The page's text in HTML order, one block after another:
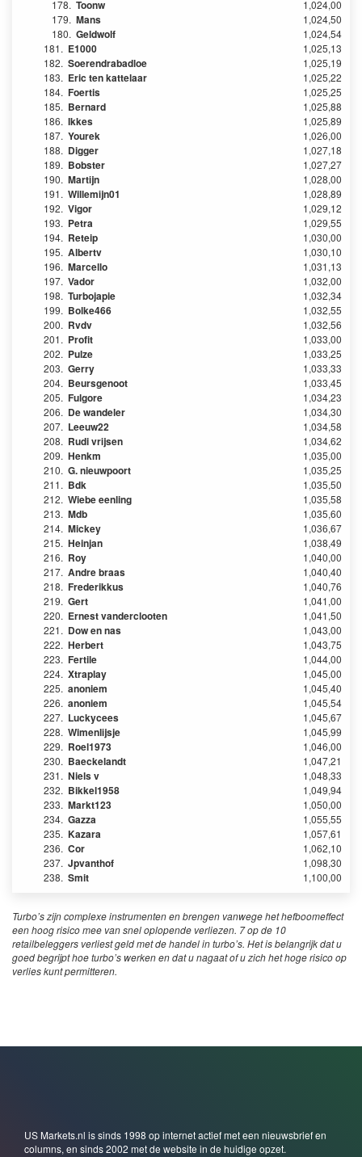
178. Toonw
1,024,00
179. Mans
1,024,50
180. Geldwolf
1,024,54
181. E1000
1,025,13
182. Soerendrabadloe
1,025,19
183. Eric ten kattelaar
1,025,22
184. Foertis
1,025,25
185. Bernard
1,025,88
186. Ikkes
1,025,89
187. Yourek
1,026,00
188. Digger
1,027,18
189. Bobster
1,027,27
190. Martijn
1,028,00
191. Willemijn01
1,028,89
192. Vigor
1,029,12
193. Petra
1,029,55
194. Reteip
1,030,00
195. Albertv
1,030,10
196. Marcello
1,031,13
197. Vador
1,032,00
198. Turbojapie
1,032,34
199. Bolke466
1,032,55
200. Rvdv
1,032,56
201. Profit
1,033,00
202. Pulze
1,033,25
203. Gerry
1,033,33
204. Beursgenoot
1,033,45
205. Fulgore
1,034,23
206. De wandeler
1,034,30
207. Leeuw22
1,034,58
208. Rudi vrijsen
1,034,62
209. Henkm
1,035,00
210. G. nieuwpoort
1,035,25
211. Bdk
1,035,50
212. Wiebe eenling
1,035,58
213. Mdb
1,035,60
214. Mickey
1,036,67
215. Heinjan
1,038,49
216. Roy
1,040,00
217. Andre braas
1,040,40
218. Frederikkus
1,040,76
219. Gert
1,041,00
220. Ernest vanderclooten
1,041,50
221. Dow en nas
1,043,00
222. Herbert
1,043,75
223. Fertile
1,044,00
224. Xtraplay
1,045,00
225. anoniem
1,045,40
226. anoniem
1,045,54
227. Luckycees
1,045,67
228. Wimenlijsje
1,045,99
229. Roel1973
1,046,00
230. Baeckelandt
1,047,21
231. Niels v
1,048,33
232. Bikkel1958
1,049,94
233. Markt123
1,050,00
234. Gazza
1,055,55
235. Kazara
1,057,61
236. Cor
1,062,10
237. Jpvanthof
1,098,30
238. Smit 1,100,00
Turbo’s zijn complexe instrumenten en brengen vanwege het hefboomeffect
een hoog risico mee van snel oplopende verliezen. 7 op de 10
retailbeleggers verliest geld met de handel in turbo’s. Het is belangrijk dat u
goed begrijpt hoe turbo’s werken en dat u nagaat of u zich het hoge risico op
verlies kunt permitteren.
US Markets.nl is sinds 1998 op internet actief met een nieuwsbrief en
columns, en sinds 2002 met de website in de huidige opzet.